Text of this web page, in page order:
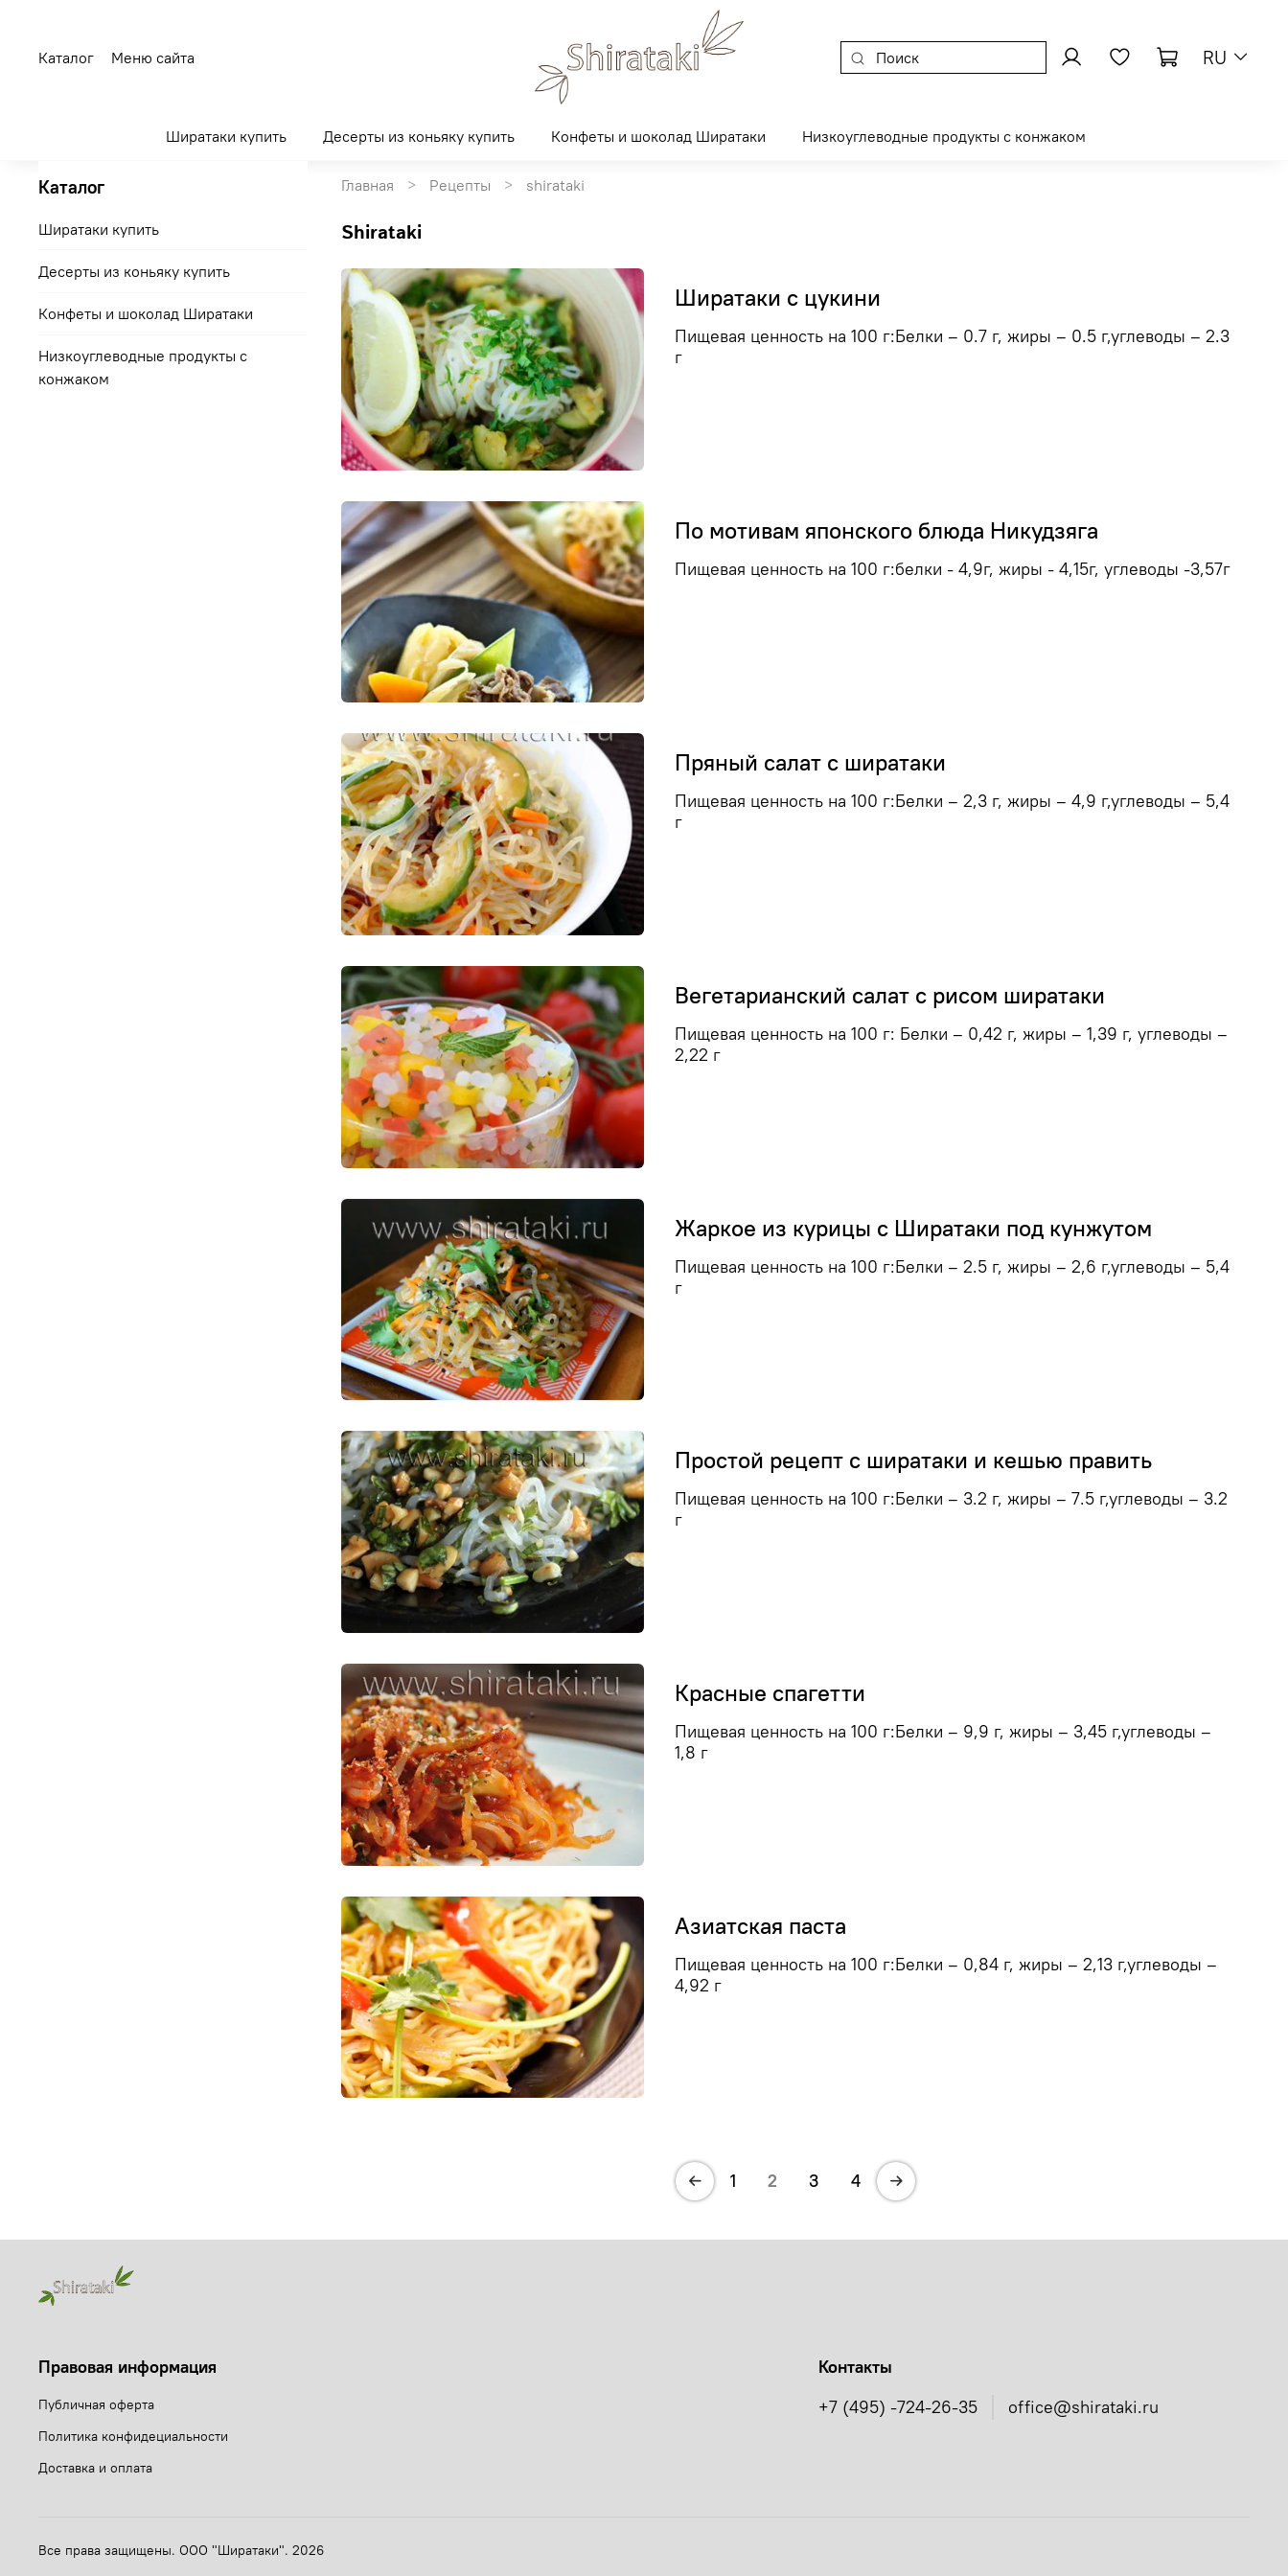
RU
Каталог Меню сайта
Ширатаки купить Десерты из коньяку купить Конфеты и шоколад Ширатаки Низкоуглеводные продукты с конжаком
Главная Рецепты shirataki
shirataki
Ширатаки с цукини
Пищевая ценность на 100 г:Белки – 0.7 г, жиры – 0.5 г,углеводы – 2.3
г
По мотивам японского блюда Никудзяга
Пищевая ценность на 100 г:белки - 4,9г, жиры - 4,15г, углеводы -3,57г
Пряный салат с ширатаки
Пищевая ценность на 100 г:Белки – 2,3 г, жиры – 4,9 г,углеводы – 5,4
г
Вегетарианский салат c рисом ширатаки
Пищевая ценность на 100 г: Белки – 0,42 г, жиры – 1,39 г, углеводы –
2,22 г
Жаркое из курицы с Ширатаки под кунжутом
Пищевая ценность на 100 г:Белки – 2.5 г, жиры – 2,6 г,углеводы – 5,4
г
Простой рецепт с ширатаки и кешью править
Пищевая ценность на 100 г:Белки – 3.2 г, жиры – 7.5 г,углеводы – 3.2
г
Красные спагетти
Пищевая ценность на 100 г:Белки – 9,9 г, жиры – 3,45 г,углеводы –
1,8 г
Азиатская паста
Пищевая ценность на 100 г:Белки – 0,84 г, жиры – 2,13 г,углеводы –
4,92 г
1 2 3 4
Каталог
Ширатаки купить
Десерты из коньяку купить
Конфеты и шоколад Ширатаки
Низкоуглеводные продукты с
конжаком
Правовая информация
Публичная оферта
Политика конфидециальности
Доставка и оплата
Контакты
+7 (495) -724-26-35
office@shirataki.ru
Все права защищены. ООО "Ширатаки". 2026